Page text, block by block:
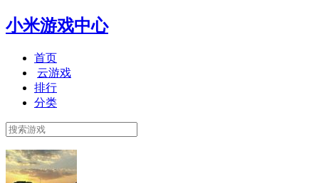
小米游戏中心
首页
云游戏
排行
分类